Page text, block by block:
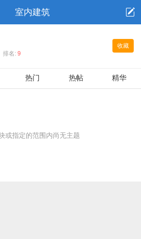
室内建筑
收藏
排名: 9
热门 热帖 精华
或指定的范围内尚无主题